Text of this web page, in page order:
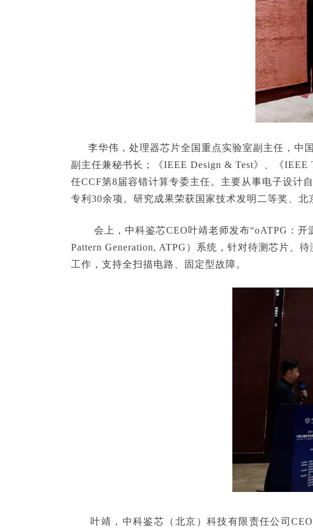
李华伟，处理器芯片全国重点实验室副主任，中
副主任兼秘书长；《IEEE Design & Test》、《IEEE
任CCF第8届容错计算专委主任。主要从事电子设计
专利30余项。研究成果荣获国家技术发明二等奖、
会上，中科鉴芯CEO叶靖老师发布“oATPG：
Pattern Generation, ATPG）系统，针对待测芯片、
工作，支持全扫描电路、固定型故障。
叶靖，中科鉴芯（北京）科技有限责任公司CEO